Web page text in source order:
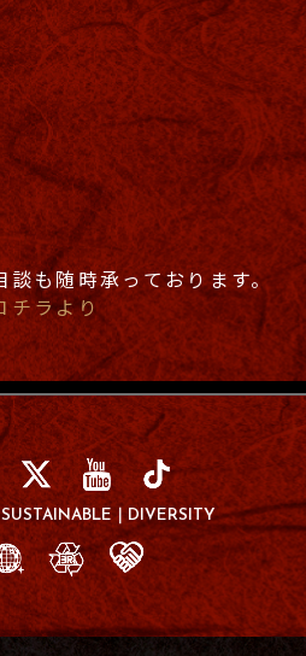
も随時承っております。
チラより
SUSTAINABLE DIVERSITY